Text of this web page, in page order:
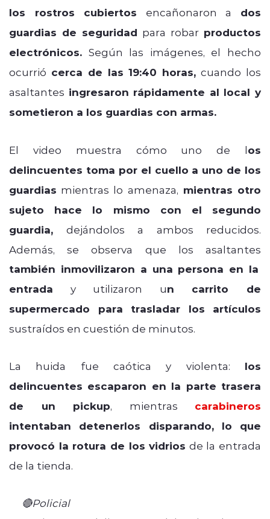
los rostros cubiertos encañonaron a dos
guardias de seguridad para robar productos
electrónicos. Según las imágenes, el hecho
ocurrió cerca de las 19:40 horas, cuando los
asaltantes ingresaron rápidamente al local y
sometieron a los guardias con armas.
El video muestra cómo uno de los
delincuentes toma por el cuello a uno de los
guardias mientras lo amenaza, mientras otro
sujeto hace lo mismo con el segundo
guardia, dejándolos a ambos reducidos.
Además, se observa que los asaltantes
también inmovilizaron a una persona en la
entrada y utilizaron un carrito de
supermercado para trasladar los artículos
sustraídos en cuestión de minutos.
La huida fue caótica y violenta: los
delincuentes escaparon en la parte trasera
de un pickup, mientras carabineros
intentaban detenerlos disparando, lo que
provocó la rotura de los vidrios de la entrada
de la tienda.
🔴Policial